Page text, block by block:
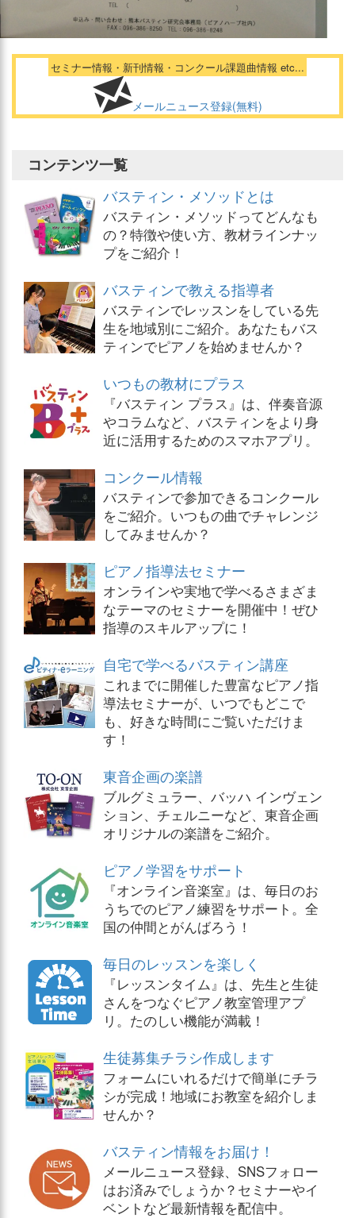
セミナー情報・新刊情報・コンクール課題曲情報 etc...
メールニュース登録(無料)
コンテンツ一覧
バスティン・メソッドとは
バスティン・メソッドってどんなも
の？特徴や使い方、教材ラインナッ
プをご紹介！
バスティンで教える指導者
バスティンでレッスンをしている先
生を地域別にご紹介。あなたもバス
ティンでピアノを始めませんか？
いつもの教材にプラス
『バスティン プラス』は、伴奏音源
やコラムなど、バスティンをより身
近に活用するためのスマホアプリ。
コンクール情報
バスティンで参加できるコンクール
をご紹介。いつもの曲でチャレンジ
してみませんか？
ピアノ指導法セミナー
オンラインや実地で学べるさまざま
なテーマのセミナーを開催中！ぜひ
指導のスキルアップに！
自宅で学べるバスティン講座
これまでに開催した豊富なピアノ指
導法セミナーが、いつでもどこで
も、好きな時間にご覧いただけま
す！
東音企画の楽譜
ブルグミュラー、バッハ インヴェン
ション、チェルニーなど、東音企画
オリジナルの楽譜をご紹介。
ピアノ学習をサポート
『オンライン音楽室』は、毎日のお
うちでのピアノ練習をサポート。全
国の仲間とがんばろう！
毎日のレッスンを楽しく
『レッスンタイム』は、先生と生徒
さんをつなぐピアノ教室管理アプ
リ。たのしい機能が満載！
生徒募集チラシ作成します
フォームにいれるだけで簡単にチラ
シが完成！地域にお教室を紹介しま
せんか？
バスティン情報をお届け！
メールニュース登録、SNSフォロー
はお済みでしょうか？セミナーやイ
ベントなど最新情報を配信中。